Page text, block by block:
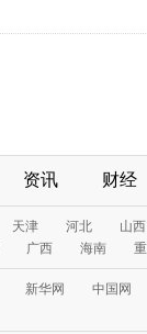
资讯 财经
天津 河北
山西
广西 海南
新华网
中国网